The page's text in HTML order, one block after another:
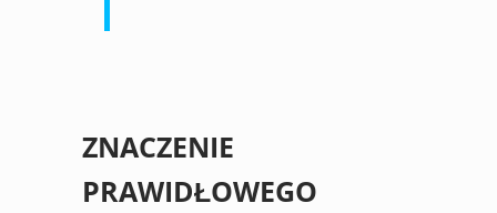
ZNACZENIE
PRAWIDŁOWEGO